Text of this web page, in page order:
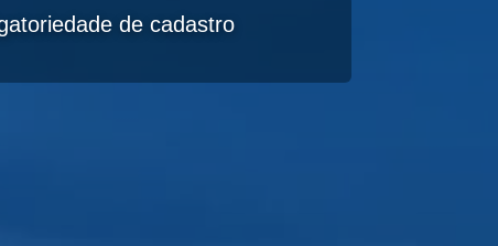
de cadastro